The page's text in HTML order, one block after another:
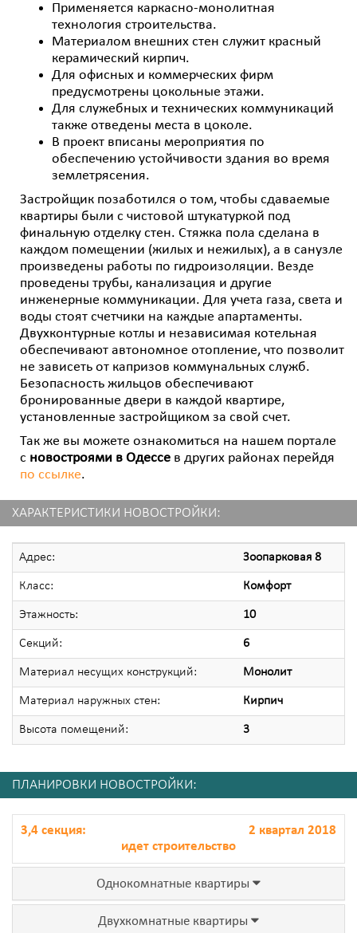
Применяется каркасно-монолитная
технология строительства.
Материалом внешних стен служит красный
керамический кирпич.
Для офисных и коммерческих фирм
предусмотрены цокольные этажи.
Для служебных и технических коммуникаций
также отведены места в цоколе.
В проект вписаны мероприятия по
обеспечению устойчивости здания во время
землетрясения.
Застройщик позаботился о том, чтобы сдаваемые
квартиры были с чистовой штукатуркой под
финальную отделку стен. Стяжка пола сделана в
каждом помещении (жилых и нежилых), а в санузле
произведены работы по гидроизоляции. Везде
проведены трубы, канализация и другие
инженерные коммуникации. Для учета газа, света и
воды стоят счетчики на каждые апартаменты.
Двухконтурные котлы и независимая котельная
обеспечивают автономное отопление, что позволит
не зависеть от капризов коммунальных служб.
Безопасность жильцов обеспечивают
бронированные двери в каждой квартире,
установленные застройщиком за свой счет.
Так же вы можете ознакомиться на нашем портале
с новостроями в Одессе в других районах перейдя
по ссылке.
ХАРАКТЕРИСТИКИ НОВОСТРОЙКИ:
Адрес: Зоопарковая 8
Класс: Комфорт
Этажность: 10
Секций: 6
Материал несущих конструкций: Монолит
Материал наружных стен: Кирпич
Высота помещений: 3
ПЛАНИРОВКИ НОВОСТРОЙКИ:
3,4 секция:
2 квартал 2018
идет строительство
Однокомнатные квартиры
Двухкомнатные квартиры